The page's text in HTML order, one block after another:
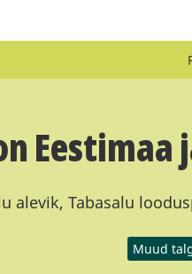
alevik, Tabasalu
Muud